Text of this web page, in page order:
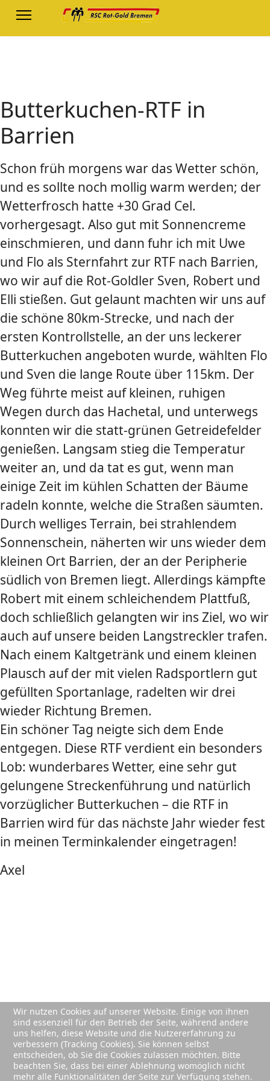
Butterkuchen-RTF in
Barrien
Schon früh morgens war das Wetter schön,
und es sollte noch mollig warm werden; der
Wetterfrosch hatte +30 Grad Cel.
vorhergesagt. Also gut mit Sonnencreme
einschmieren, und dann fuhr ich mit Uwe
und Flo als Sternfahrt zur RTF nach Barrien,
wo wir auf die Rot-Goldler Sven, Robert und
Elli stießen. Gut gelaunt machten wir uns auf
die schöne 80km-Strecke, und nach der
ersten Kontrollstelle, an der uns leckerer
Butterkuchen angeboten wurde, wählten Flo
und Sven die lange Route über 115km. Der
Weg führte meist auf kleinen, ruhigen
Wegen durch das Hachetal, und unterwegs
konnten wir die statt-grünen Getreidefelder
genießen. Langsam stieg die Temperatur
weiter an, und da tat es gut, wenn man
einige Zeit im kühlen Schatten der Bäume
radeln konnte, welche die Straßen säumten.
Durch welliges Terrain, bei strahlendem
Sonnenschein, näherten wir uns wieder dem
kleinen Ort Barrien, der an der Peripherie
südlich von Bremen liegt. Allerdings kämpfte
Robert mit einem schleichendem Plattfuß,
doch schließlich gelangten wir ins Ziel, wo wir
auch auf unsere beiden Langstreckler trafen.
Nach einem Kaltgetränk und einem kleinen
Plausch auf der mit vielen Radsportlern gut
gefüllten Sportanlage, radelten wir drei
wieder Richtung Bremen.
Ein schöner Tag neigte sich dem Ende
entgegen. Diese RTF verdient ein besonders
Lob: wunderbares Wetter, eine sehr gut
gelungene Streckenführung und natürlich
vorzüglicher Butterkuchen – die RTF in
Barrien wird für das nächste Jahr wieder fest
in meinen Terminkalender eingetragen!
Axel
Wir nutzen Cookies auf unserer Website. Einige von ihnen
sind essenziell für den Betrieb der Seite, während andere
uns helfen, diese Website und die Nutzererfahrung zu
verbessern (Tracking Cookies). Sie können selbst
entscheiden, ob Sie die Cookies zulassen möchten. Bitte
beachten Sie, dass bei einer Ablehnung womöglich nicht
mehr alle Funktionalitäten der Seite zur Verfügung stehen.